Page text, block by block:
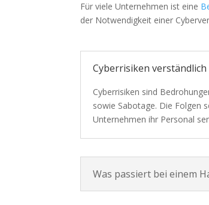
Für viele Unternehmen ist eine
der Notwendigkeit einer
Cyberrisiken
Cyberrisiken sind
sowie Sabotage. Die Folgen
Unternehmen ihr Personal
Was passiert bei einem